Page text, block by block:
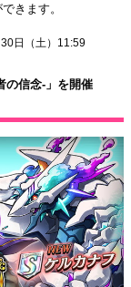
きます。
日（土）11:59
の信念-」を開催